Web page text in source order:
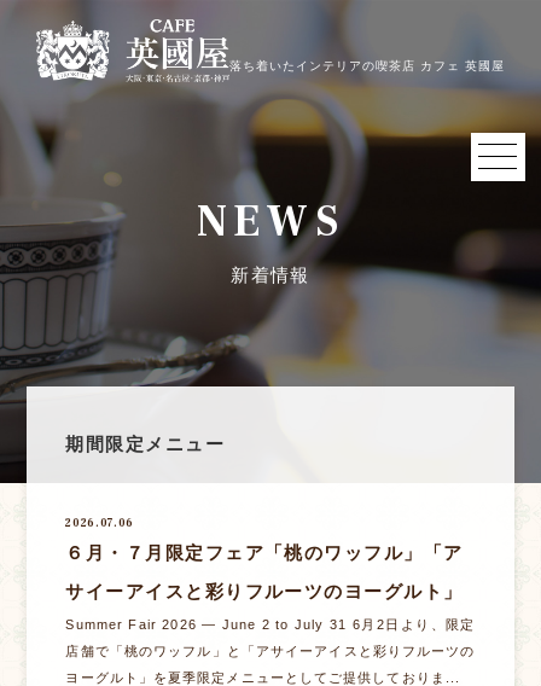
落ち着いたインテリアの喫茶店 カフェ 英國屋
NEWS
新着情報
期間限定メニュー
2026.07.06
６月・７月限定フェア「桃のワッフル」「ア
サイーアイスと彩りフルーツのヨーグルト」
Summer Fair 2026 — June 2 to July 31 6月2日より、限定
店舗で「桃のワッフル」と「アサイーアイスと彩りフルーツの
ヨーグルト」を夏季限定メニューとしてご提供しておりま...